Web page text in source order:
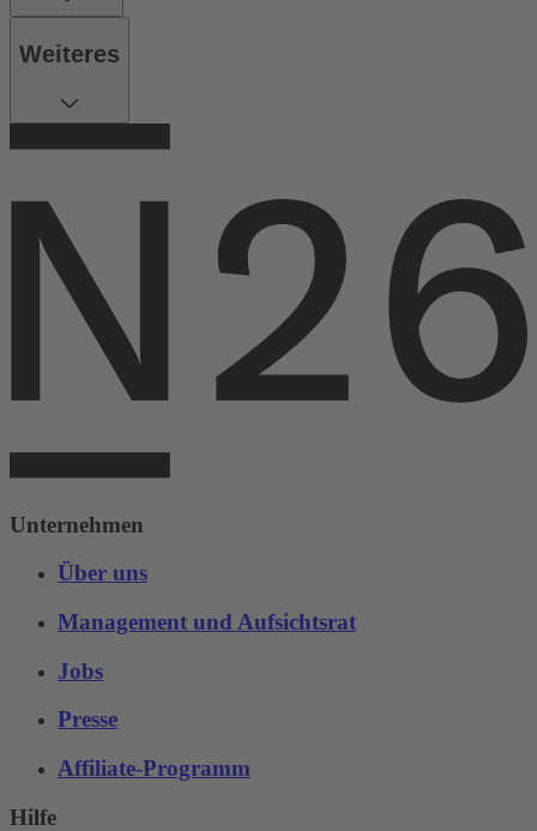
Weiteres
Unternehmen
Über uns
Management und Aufsichtsrat
Jobs
Presse
Affiliate-Programm
Hilfe